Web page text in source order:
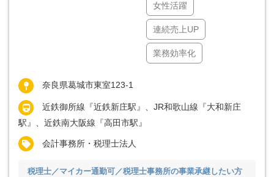
女性活躍
連続売上UP
業務効率化
奈良県葛城市東室123-1
近鉄御所線『近鉄新庄駅』、JR和歌山線『大和新庄
駅』、近鉄南大阪線『高田市駅』
会計事務所・税理士法人
税理士／マイカー通勤可／税理士事務所の事業承継したい方